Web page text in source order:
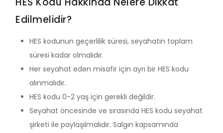
Edilmelidir?
HES kodunun geçerlilik süresi, seyahatin toplam
süresi kadar olmalıdır.
Her seyahat eden misafir için ayrı bir HES kodu
alınmalıdır.
HES kodu 0-2 yaş için gerekli değildir.
Seyahat öncesinde ve sırasında HES kodu seyahat
şirketi ile paylaşılmalıdır. Salgın kapsamında